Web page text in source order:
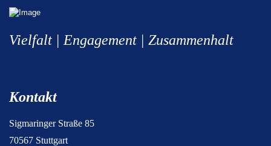
Vielfalt | Engagement | Zusammenhalt
Kontakt
Sigmaringer Straße 85
70567 Stuttgart